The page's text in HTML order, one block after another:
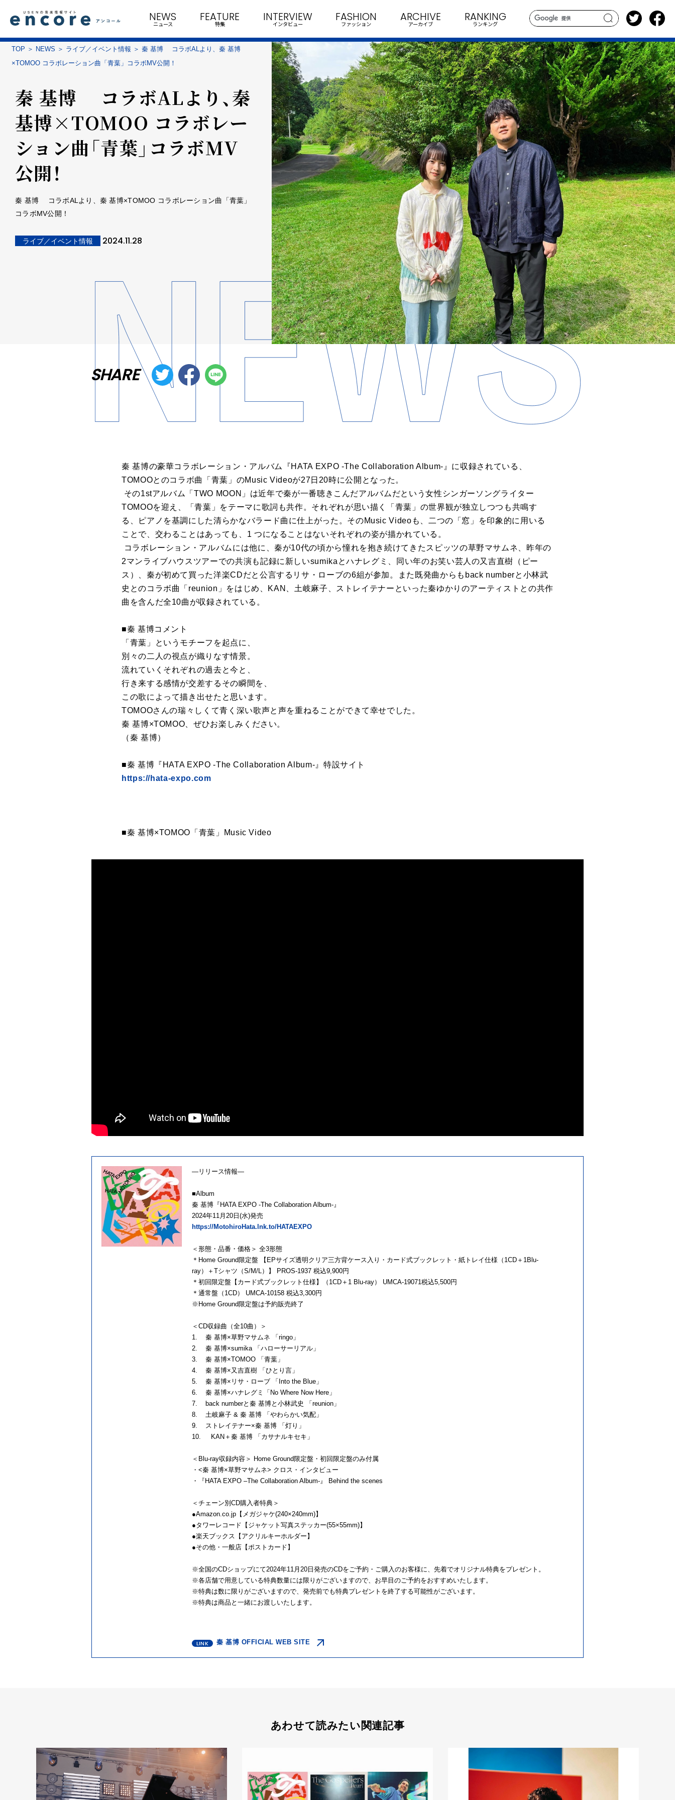
search
NEWS
ニュース
FEATURE
特集
INTERVIEW
インタビュー
FASHION
ファッション
ARCHIVE
アーカイブ
RANKING
ランキング
TOP NEWS ライブ／イベント情報
秦 基博 コラボALより、秦 基博
×TOMOO コラボレーション曲「青葉」コラボMV公開！
秦 基博 コラボALより、秦
基博×TOMOO コラボレー
ション曲「青葉」コラボMV
公開！
秦 基博 コラボALより、秦 基博×TOMOO コラボレーション曲「青葉」
コラボMV公開！
ライブ／イベント情報 2024.11.28
SHARE
秦 基博の豪華コラボレーション・アルバム『HATA EXPO -The Collaboration Album-』に収録されている、
TOMOOとのコラボ曲「青葉」のMusic Videoが27日20時に公開となった。
その1stアルバム「TWO MOON」は近年で秦が一番聴きこんだアルバムだという女性シンガーソングライター
TOMOOを迎え、「青葉」をテーマに歌詞も共作。それぞれが思い描く「青葉」の世界観が独立しつつも共鳴す
る、ピアノを基調にした清らかなバラード曲に仕上がった。そのMusic Videoも、二つの「窓」を印象的に用いる
ことで、交わることはあっても、1 つになることはないそれぞれの姿が描かれている。
コラボレーション・アルバムには他に、秦が10代の頃から憧れを抱き続けてきたスピッツの草野マサムネ、昨年の
2マンライブハウスツアーでの共演も記録に新しいsumikaとハナレグミ、同い年のお笑い芸人の又吉直樹（ピー
ス）、秦が初めて買った洋楽CDだと公言するリサ・ローブの6組が参加。また既発曲からもback numberと小林武
史とのコラボ曲「reunion」をはじめ、KAN、土岐麻子、ストレイテナーといった秦ゆかりのアーティストとの共作
曲を含んだ全10曲が収録されている。
■秦 基博コメント
「青葉」というモチーフを起点に、
別々の二人の視点が織りなす情景。
流れていくそれぞれの過去と今と、
行き来する感情が交差するその瞬間を、
この歌によって描き出せたと思います。
TOMOOさんの瑞々しくて青く深い歌声と声を重ねることができて幸せでした。
秦 基博×TOMOO、ぜひお楽しみください。
（秦 基博）
■秦 基博『HATA EXPO -The Collaboration Album-』特設サイト
https://hata-expo.com
■秦 基博×TOMOO「青葉」Music Video
―リリース情報―
■Album
秦 基博『HATA EXPO -The Collaboration Album-』
2024年11月20日(水)発売
https://MotohiroHata.lnk.to/HATAEXPO
＜形態・品番・価格＞ 全3形態
＊Home Ground限定盤 【EPサイズ透明クリア三方背ケース入り・カード式ブックレット・紙トレイ仕様（1CD＋1Blu-
ray）＋Tシャツ（S/M/L）】 PROS-1937 税込9,900円
＊初回限定盤【カード式ブックレット仕様】（1CD＋1 Blu-ray） UMCA-19071税込5,500円
＊通常盤（1CD） UMCA-10158 税込3,300円
※Home Ground限定盤は予約販売終了
＜CD収録曲（全10曲）＞
1. 秦 基博×草野マサムネ 「ringo」
2. 秦 基博×sumika 「ハローサーリアル」
3. 秦 基博×TOMOO 「青葉」
4. 秦 基博×又吉直樹 「ひとり言」
5. 秦 基博×リサ・ローブ 「Into the Blue」
6. 秦 基博×ハナレグミ「No Where Now Here」
7. back numberと秦 基博と小林武史 「reunion」
8. 土岐麻子 & 秦 基博 「やわらかい気配」
9. ストレイテナー×秦 基博 「灯り」
10. KAN＋秦 基博 「カサナルキセキ」
＜Blu-ray収録内容＞ Home Ground限定盤・初回限定盤のみ付属
・<秦 基博×草野マサムネ> クロス・インタビュー
・『HATA EXPO –The Collaboration Album-』 Behind the scenes
＜チェーン別CD購入者特典＞
●Amazon.co.jp【メガジャケ(240×240mm)】
●タワーレコード【ジャケット写真ステッカー(55×55mm)】
●楽天ブックス【アクリルキーホルダー】
●その他・一般店【ポストカード】
※全国のCDショップにて2024年11月20日発売のCDをご予約・ご購入のお客様に、先着でオリジナル特典をプレゼント。
※各店舗で用意している特典数量には限りがございますので、お早目のご予約をおすすめいたします。
※特典は数に限りがございますので、発売前でも特典プレゼントを終了する可能性がございます。
※特典は商品と一緒にお渡しいたします。
秦 基博 OFFICIAL WEB SITE
あわせて読みたい関連記事